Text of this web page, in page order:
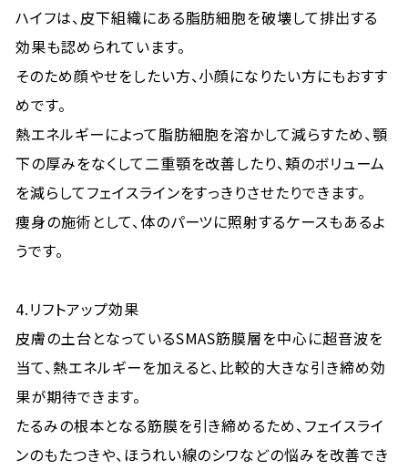
ハイフは、皮下組織にある脂肪細胞を破壊して排出する
効果も認められています。
そのため顔やせをしたい方、小顔になりたい方にもおすす
めです。
熱エネルギーによって脂肪細胞を溶かして減らすため、顎
下の厚みをなくして二重顎を改善したり、頬のボリューム
を減らしてフェイスラインをすっきりさせたりできます。
痩身の施術として、体のパーツに照射するケースもあるよ
うです。
4.リフトアップ効果
皮膚の土台となっているSMAS筋膜層を中心に超音波を
当て、熱エネルギーを加えると、比較的大きな引き締め効
果が期待できます。
たるみの根本となる筋膜を引き締めるため、フェイスライ
ンのもたつきや、ほうれい線のシワなどの悩みを改善でき